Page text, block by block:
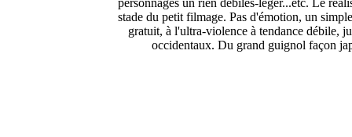
personnages un rien débiles-léger...etc. Le
stade du petit filmage. Pas d'émotion, un
gratuit, à l'ultra-violence à tendance débile,
occidentaux. Du grand guignol façon